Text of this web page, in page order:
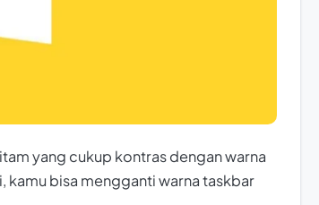
yang cukup kontras dengan warna
kamu bisa mengganti warna taskbar